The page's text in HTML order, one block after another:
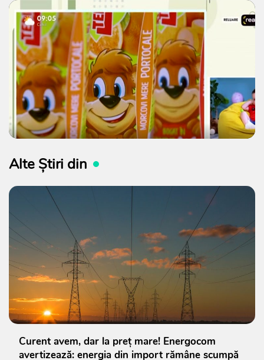
Alte Știri din
Curent avem, dar la preț mare! Energocom
avertizează: energia din import rămâne scumpă